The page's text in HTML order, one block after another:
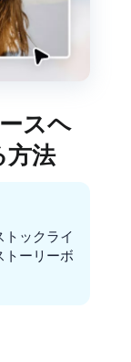
スヘ
方法
トックライ
トーリーボ